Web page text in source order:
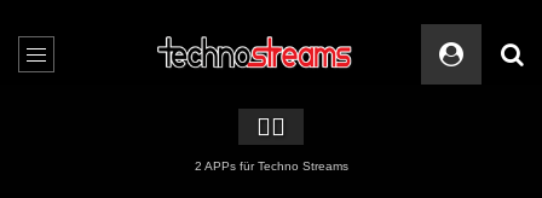
🏳️‍🌈
2 APPs für Techno Streams